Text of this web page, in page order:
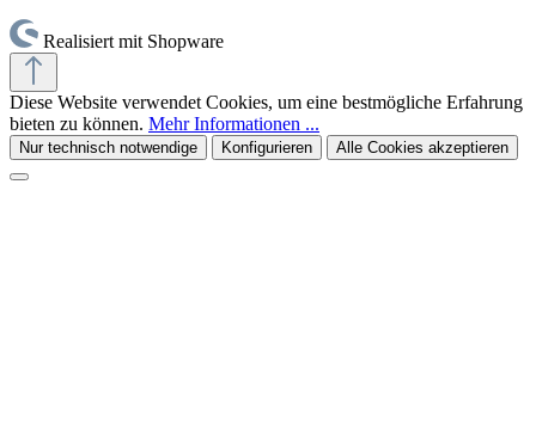
Realisiert mit Shopware
Diese Website verwendet Cookies, um eine bestmögliche Erfahrung
bieten zu können. Mehr Informationen ...
Nur technisch notwendige Konfigurieren Alle Cookies akzeptieren